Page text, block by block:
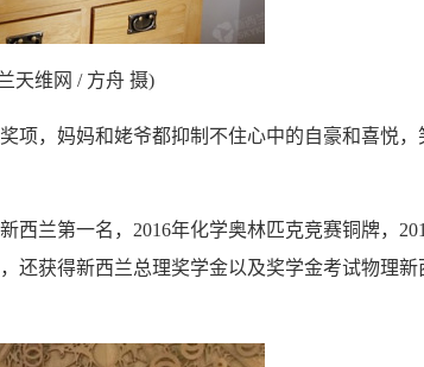
天维网 / 方舟 摄)
，妈妈和姥爷都抑制不住心中的自豪和喜悦，
兰第一名，2016年化学奥林匹克竞赛铜牌，
还获得新西兰总理奖学金以及奖学金考试物理新